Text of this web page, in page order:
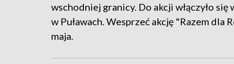
wschodniej granicy. Do akcji włączyło
w Puławach. Wesprzeć akcję "Razem dla
maja.